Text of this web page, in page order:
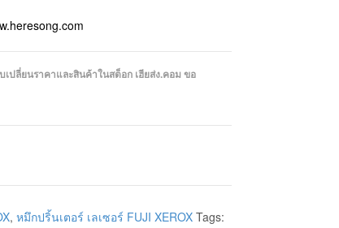
ปลี่ยนราคาและสินค้าในสต็อก เฮียส่ง.คอม ขอ
, หมึกปริ้นเตอร์ เลเซอร์ FUJI XEROX Tags: